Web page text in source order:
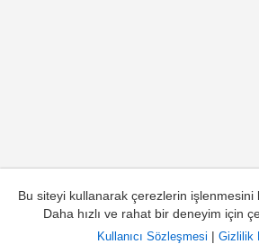
Bu siteyi kullanarak çerezlerin işlenmesini
Daha hızlı ve rahat bir deneyim için
Kullanıcı Sözleşmesi | Gizlilik